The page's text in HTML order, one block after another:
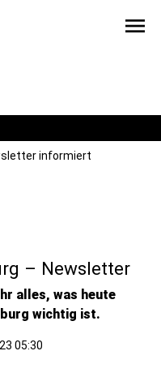
menu
informiert
– Newsletter
alles, was heute
wichtig ist.
05:30